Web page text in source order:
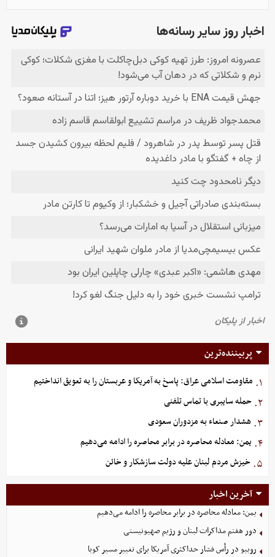
پربیننده‌ترین
۱. مقاومت اسلامی عراق: پاسخ به آمریکا و عربستان را به تعویق انداختیم
۲. حمله سایبری با تماس تلفنی
۳. هشدار صنعاء به مزدوران سعودی
۴. یمن: معادله محاصره در برابر محاصره را ادامه می‌دهیم
۵. خیزش مردم لبنان علیه دولت سازشکار و خائن
آخرین اخبار
یمن: معادله محاصره در برابر محاصره را ادامه می‌دهیم
دور هفتم مذاکرات لبنان و رژیم صهیونیستی
روبیو در رأس فشار حداکثری آمریکا برای تغییر مسیر کوبا